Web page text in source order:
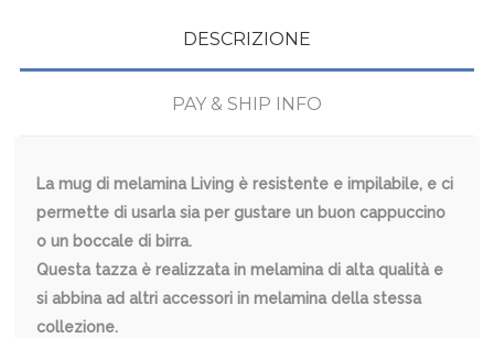
DESCRIZIONE
PAY & SHIP INFO
La mug di melamina Living è resistente e impilabile, e ci
permette di usarla sia per gustare un buon cappuccino
o un boccale di birra.
Questa tazza è realizzata in melamina di alta qualità e
si abbina ad altri accessori in melamina della stessa
collezione.